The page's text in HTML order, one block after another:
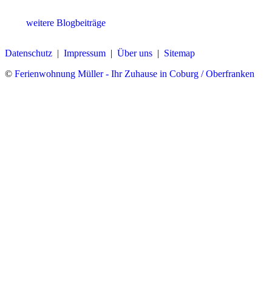
weitere Blogbeiträge
Datenschutz | Impressum | Über uns | Sitemap
© Ferienwohnung Müller - Ihr Zuhause in Coburg / Oberfranken